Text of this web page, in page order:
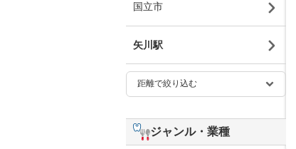
国立市
矢川駅
ジャンル・業種